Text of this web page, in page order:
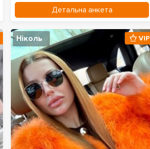
Детальна анкета
Ніколь VIP